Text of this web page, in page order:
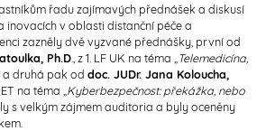
řadu zajímavých přednášek a diskusí
inovacích v oblasti distanční péče a
zazněly dvě vyzvané přednášky, první od
Ph.D ., z 1. LF UK na téma „
Telemedicína,
a druhá pak od doc. JUDr. Jana Koloucha,
na téma „ Kyberbezpečnost: překážka, nebo
s velkým zájmem auditoria a byly oceněny